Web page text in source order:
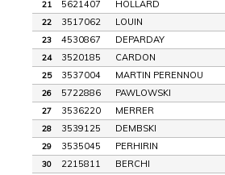
21 5621407 HOLLARD
22 3517062 LOUIN
23 4530867 DEPARDAY
24 3520185 CARDON
25 3537004 MARTIN PERENNOU
26 5722886 PAWLOWSKI
27 3536220 MERRER
28 3539125 DEMBSKI
29 3535045 PERHIRIN
30 2215811 BERCHI